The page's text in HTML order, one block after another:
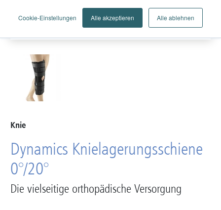
Cookie-Einstellungen Alle akzeptieren Alle ablehnen
Knie
Dynamics Knielagerungsschiene
0°/20°
Die vielseitige orthopädische Versorgung